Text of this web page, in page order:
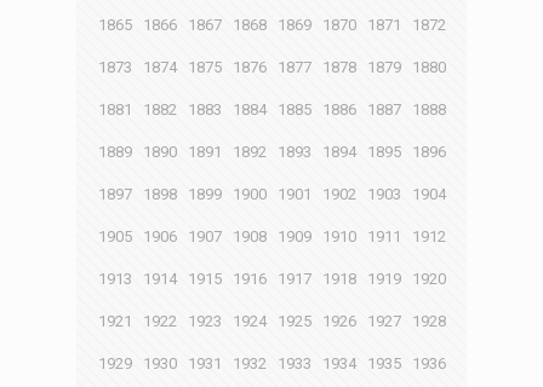
1865 1866 1867 1868 1869 1870 1871 1872
1873 1874 1875 1876 1877 1878 1879 1880
1881 1882 1883 1884 1885 1886 1887 1888
1889 1890 1891 1892 1893 1894 1895 1896
1897 1898 1899 1900 1901 1902 1903 1904
1905 1906 1907 1908 1909 1910 1911 1912
1913 1914 1915 1916 1917 1918 1919 1920
1921 1922 1923 1924 1925 1926 1927 1928
1929 1930 1931 1932 1933 1934 1935 1936